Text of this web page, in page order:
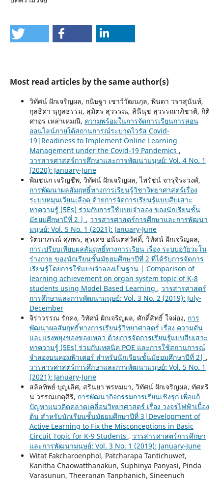
Most read articles by the same author(s)
วิทัศน์ ฝักเจริญผล, กนิษฐา เชาว์วัฒนกุล, พินดา วราสุนันท์,
กุลธิดา นุกูลธรรม, สุมิตร สุวรรณ, สินีนุช สุวรรณาภิชาติ, กิติ
ศาอร เหล่าเหมณี, ความพร้อมในการจัดการเรียนการสอน
ออนไลน์ภายใต้สถานการณ์ระบาดไวรัส Covid-
19|Readiness to Implement Online Learning
Management under the Covid-19 Pandemics ,
วารสารศาสตร์การศึกษาและการพัฒนามนุษย์: Vol. 4 No. 1
(2020): January-June
พิมชนก เจริญชีพ, วิทัศน์ ฝักเจริญผล, ไพรัชน์ จารุจิระวงศ์,
การพัฒนาผลสัมฤทธิ์ทางการเรียนรู้วิชาวิทยาศาสตร์เรื่อง
ระบบหมุนเวียนเลือด ด้วยการจัดการเรียนรู้แบบสืบเสาะ
หาความรู้ (5Es) ร่วมกับการใช้แบบจำลอง ของนักเรียนชั้น
มัธยมศึกษาปีที่ 2 | , วารสารศาสตร์การศึกษาและการพัฒนา
มนุษย์: Vol. 5 No. 1 (2021): January-June
รัตนาภรณ์ ศุภพร, สุรเดช อนันตสวัสดิ์, วิทัศน์ ฝักเจริญผล,
การเปรียบเทียบผลสัมฤทธิ์ทางการเรียน เรื่อง ระบบอวัยวะใน
ร่างกาย ของนักเรียนชั้นมัธยมศึกษาปีที่ 2 ที่ได้รับการจัดการ
เรียนรู้โดยการใช้แบบจำลองเป็นฐาน | Comparison of
learning achievement on organ system topic of K-8
students using Model Based Learning , วารสารศาสตร์
การศึกษาและการพัฒนามนุษย์: Vol. 3 No. 2 (2019): July-
December
จิราวรรณ รักคง, วิทัศน์ ฝักเจริญผล, ศักดิ์สิทธิ์ ใจผ่อง, การ
พัฒนาผลสัมฤทธิ์ทางการเรียนรู้วิทยาศาสตร์ เรื่อง ความดัน
และแรงพยุงของของเหลว ด้วยการจัดการเรียนรู้แบบสืบเสาะ
หาความรู้ (5Es) ร่วมกับเทคนิค POE และการใช้สถานการณ์
จำลองบนคอมพิวเตอร์ สำหรับนักเรียนชั้นมัธยมศึกษาปีที่ 2| ,
วารสารศาสตร์การศึกษาและการพัฒนามนุษย์: Vol. 5 No. 1
(2021): January-June
สลิลทิพย์ บุญเลิศ, สรินยา พรหมมา, วิทัศน์ ฝักเจริญผล, ทัศตริ
น วรรณเกตุศิริ, การพัฒนากิจกรรมการเรียนเชิงรุก เพื่อแก้
ปัญหาแนวคิดคลาดเคลื่อนวิทยาศาสตร์ เรื่อง วงจรไฟฟ้าเบื้อง
ต้น สำหรับนักเรียนชั้นมัธยมศึกษาปีที่ 3|Development of
Active Learning to Fix the Misconceptions in Basic
Circuit Topic for K-9 Students , วารสารศาสตร์การศึกษา
และการพัฒนามนุษย์: Vol. 3 No. 1 (2019): January-June
Witat Fakcharoenphol, Patcharapa Tantichuwet,
Kanitha Chaowatthanakun, Suphinya Panyasi, Pinda
Varasunun, Theeranan Tanphanich, Sineenuch